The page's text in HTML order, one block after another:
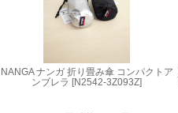
NANGA ナンガ 折り畳み傘 コンパクトア
ンブレラ [N2542-3Z093Z]